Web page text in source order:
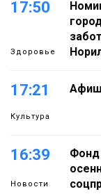
17:50
Здоровье
17:21
Культура
16:39
Новости
Фонд